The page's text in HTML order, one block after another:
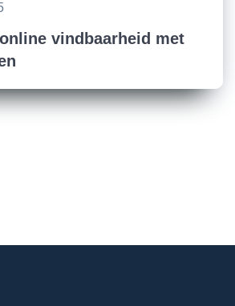
vindbaarheid met